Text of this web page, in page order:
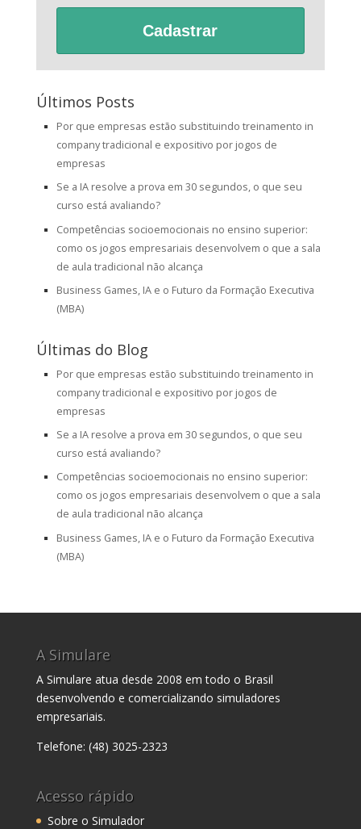
Cadastrar
Últimos Posts
Por que empresas estão substituindo treinamento in
company tradicional e expositivo por jogos de
empresas
Se a IA resolve a prova em 30 segundos, o que seu
curso está avaliando?
Competências socioemocionais no ensino superior:
como os jogos empresariais desenvolvem o que a sala
de aula tradicional não alcança
Business Games, IA e o Futuro da Formação Executiva
(MBA)
Últimas do Blog
Por que empresas estão substituindo treinamento in
company tradicional e expositivo por jogos de
empresas
Se a IA resolve a prova em 30 segundos, o que seu
curso está avaliando?
Competências socioemocionais no ensino superior:
como os jogos empresariais desenvolvem o que a sala
de aula tradicional não alcança
Business Games, IA e o Futuro da Formação Executiva
(MBA)
A Simulare
A Simulare atua desde 2008 em todo o Brasil
desenvolvendo e comercializando simuladores
empresariais.
Telefone: (48) 3025-2323
Acesso rápido
Sobre o Simulador